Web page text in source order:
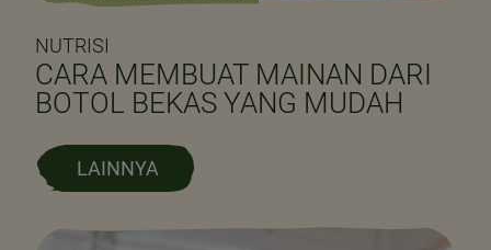
NUTRISI
CARA MEMBUAT MAINAN DARI
BOTOL BEKAS YANG MUDAH
LAINNYA